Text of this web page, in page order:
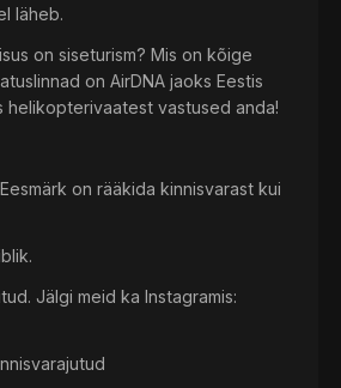
läheb.
on siseturism? Mis on kõige
on AirDNA jaoks Eestis
helikopterivaatest vastused anda!
on rääkida kinnisvarast kui
Jälgi meid ka Instagramis: